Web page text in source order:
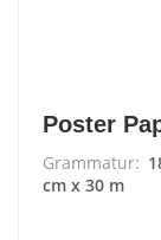
Poster
Grammatur:
cm x 30 m